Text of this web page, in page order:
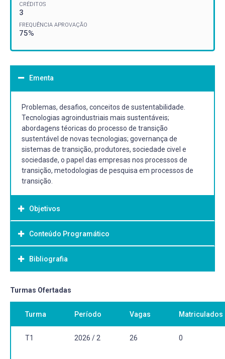
CRÉDITOS
3
FREQUÊNCIA APROVAÇÃO
75%
Ementa
Problemas, desafios, conceitos de sustentabilidade.
Tecnologias agroindustriais mais sustentáveis;
abordagens téoricas do processo de transição
sustentável de novas tecnologias; governança de
sistemas de transição, produtores, sociedade civel e
sociedasde, o papel das empresas nos processos de
transição, metodologias de pesquisa em processos de
transição.
Objetivos
Objetivo Geral:
Discutir os principais problemas ambientais, novas
tecnologias, teorias e metodologias que possibilitem o
pesquisa com foco nos processos de transição
Conteúdo Programático
Bibliografia
Bibliografia Básica:
Balbino, L. C. et al. Evolução tecnológica e arranjos
produtivos de sistemas de integração lavoura-pecuária-
floresta no Brasil. Pesquisa Agropecuária Brasileira, v. 46,
n. 10, p. 0-0, 2011.
Turmas Ofertadas
Turma Período Vagas Matriculados
T1 2026 / 2 26 0